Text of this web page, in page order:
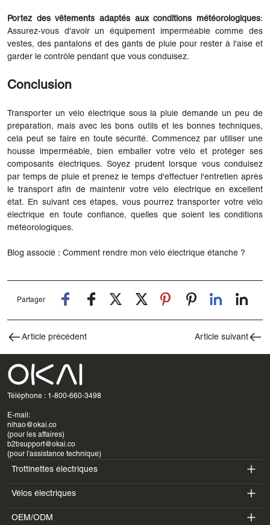
Portez des vêtements adaptés aux conditions météorologiques:
Assurez-vous d'avoir un équipement imperméable comme des
vestes, des pantalons et des gants de pluie pour rester à l'aise et
garder le contrôle pendant que vous conduisez.
Conclusion
Transporter un vélo électrique sous la pluie demande un peu de
préparation, mais avec les bons outils et les bonnes techniques,
cela peut se faire en toute sécurité. Commencez par utiliser une
housse imperméable, bien emballer votre vélo et protéger ses
composants électriques. Soyez prudent lorsque vous conduisez
par temps de pluie et prenez le temps d'effectuer l'entretien après
le transport afin de maintenir votre vélo électrique en excellent
état. En suivant ces étapes, vous pourrez transporter votre vélo
électrique en toute confiance, quelles que soient les conditions
météorologiques.
Blog associé : Comment rendre mon vélo électrique étanche ?
Partager
Article précédent Article suivant
Téléphone : 1-800-660-3498
E-mail:
nihao@okai.co
(pour les affaires)
b2bsupport@okai.co
(pour l'assistance technique)
Trottinettes électriques
ES400A
ES410
Vélos électriques
EB100B
OEM/ODM